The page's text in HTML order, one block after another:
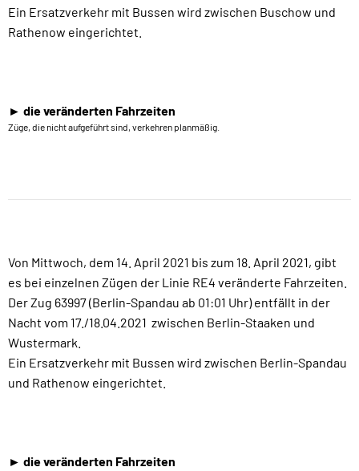
Ein Ersatzverkehr mit Bussen wird zwischen Buschow und
Rathenow eingerichtet.
► die veränderten Fahrzeiten
Züge, die nicht aufgeführt sind, verkehren planmäßig.
Von Mittwoch, dem 14. April 2021 bis zum 18. April 2021, gibt
es bei einzelnen Zügen der Linie RE4 veränderte Fahrzeiten.
Der Zug 63997 (Berlin-Spandau ab 01:01 Uhr) entfällt in der
Nacht vom 17./18.04.2021 zwischen Berlin-Staaken und
Wustermark.
Ein Ersatzverkehr mit Bussen wird zwischen Berlin-Spandau
und Rathenow eingerichtet.
► die veränderten Fahrzeiten